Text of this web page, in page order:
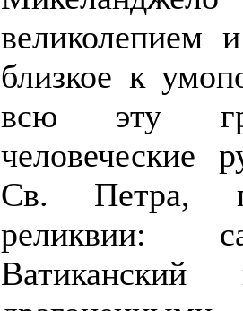
великолепием
близкое к
всю эту
человеческие
Св. Петра,
реликвии: